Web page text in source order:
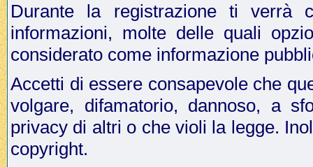
Durante la registrazione ti verrà
informazioni, molte delle quali
considerato come informazione
Accetti di essere consapevole che
volgare, difamatorio, dannoso, a
privacy di altri o che violi la legge.
copyright.